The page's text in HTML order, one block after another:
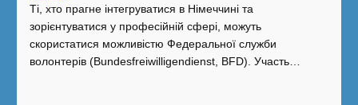
Ті, хто прагне інтегруватися в Німеччині та
зорієнтуватися у професійній сфері, можуть
скористатися можливістю Федеральної служби
волонтерів (Bundesfreiwilligendienst, BFD). Участь…